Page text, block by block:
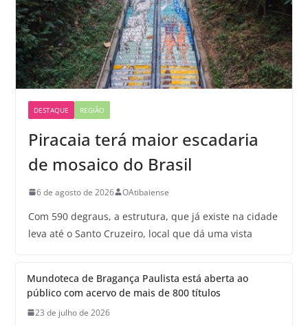
DESTAQUE REGIÃO
Piracaia terá maior escadaria
de mosaico do Brasil
6 de agosto de 2026 OAtibaiense
Com 590 degraus, a estrutura, que já existe na cidade
leva até o Santo Cruzeiro, local que dá uma vista
Mundoteca de Bragança Paulista está aberta ao
público com acervo de mais de 800 títulos
23 de julho de 2026